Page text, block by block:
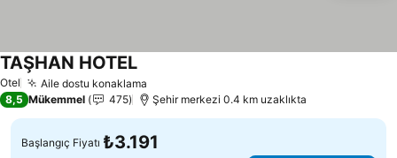
Otel Aile dostu konaklama
TAŞHAN HOTELFiyatları görün
8,5 Mükemmel 475 Şehir merkezi 0.4 km uzaklıkta
Başlangıç Fiyatı ₺3.191